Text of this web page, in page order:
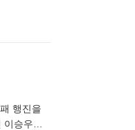
행진을
승우의